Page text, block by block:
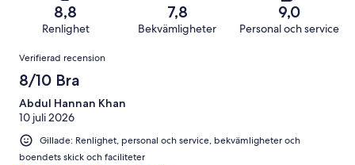
recensioner
recensioner
recensioner
betyg.
35
1026
recensioner
8,8
Renlighet
7,8
Bekvämligheter
9,0
Personal och service
Recensioner
Verifierad recension
8/10 Bra
Abdul Hannan Khan
10 juli 2026
Gillade: Renlighet, personal och service, bekvämligheter och
boendets skick och faciliteter